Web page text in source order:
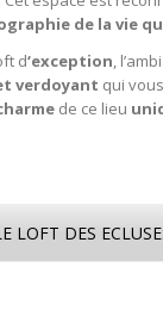
de la vie
d‘exception,
verdoyant qui
de ce lieu
LOFT DES